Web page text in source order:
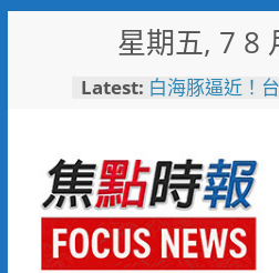
星期五, 7 8
Latest: 戰火無情約旦
白海豚逼近！
部署 1911、
次看
中正地下道排
利局:請用路人
短影音行銷是
比較、優缺點